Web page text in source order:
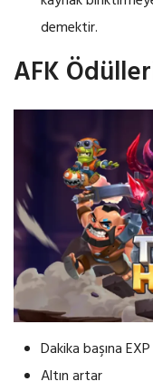
demektir.
AFK
Dakika başına
Altın artar